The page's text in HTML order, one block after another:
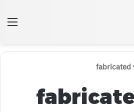
fabricated